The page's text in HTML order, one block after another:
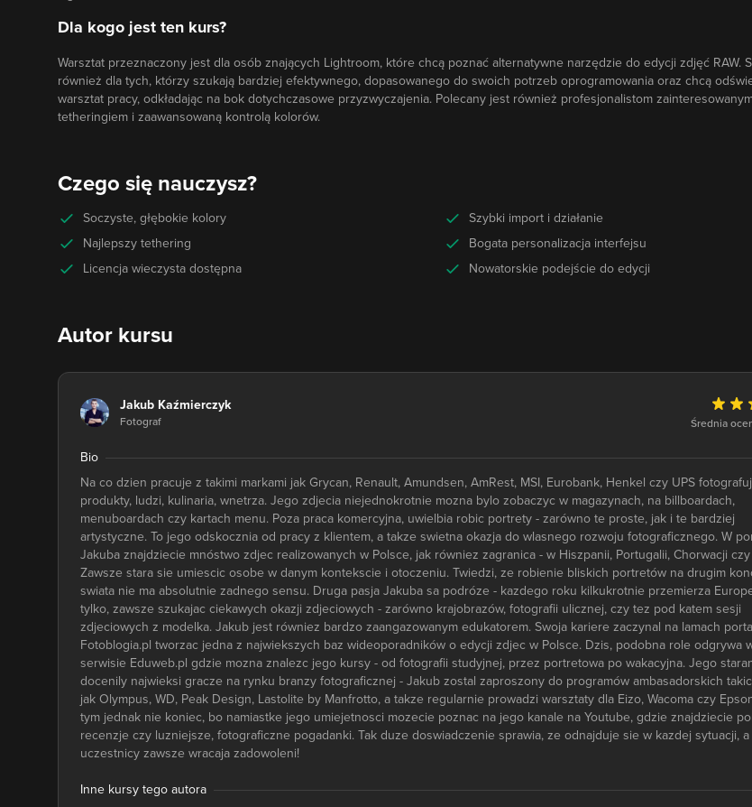
Dla kogo jest ten kurs?
Warsztat przeznaczony jest dla osób znających Lightroom, które chcą poznać alternatywne narzędzie do edycji zdjęć RAW.
również dla tych, którzy szukają bardziej efektywnego, dopasowanego do swoich potrzeb oprogramowania oraz chcą
warsztat pracy, odkładając na bok dotychczasowe przyzwyczajenia. Polecany jest również profesjonalistom
tetheringiem i zaawansowaną kontrolą kolorów.
Czego się nauczysz?
Soczyste, głębokie kolory
Szybki import i działanie
Najlepszy tethering
Bogata personalizacja interfejsu
Licencja wieczysta dostępna
Nowatorskie podejście do edycji
Autor kursu
Jakub Kaźmierczyk
Fotograf Średnia
Bio
Na co dzien pracuje z takimi markami jak Grycan, Renault, Amundsen, AmRest, MSI, Eurobank, Henkel czy UPS
produkty, ludzi, kulinaria, wnetrza. Jego zdjecia niejednokrotnie mozna bylo zobaczyc w magazynach, na billboardach,
menuboardach czy kartach menu. Poza praca komercyjna, uwielbia robic portrety - zarówno te proste, jak i te bardziej
artystyczne. To jego odskocznia od pracy z klientem, a takze swietna okazja do wlasnego rozwoju fotograficznego. W
Jakuba znajdziecie mnóstwo zdjec realizowanych w Polsce, jak równiez zagranica - w Hiszpanii, Portugalii, Chorwacji
Zawsze stara sie umiescic osobe w danym kontekscie i otoczeniu. Twiedzi, ze robienie bliskich portretów na drugim
swiata nie ma absolutnie zadnego sensu. Druga pasja Jakuba sa podróze - kazdego roku kilkukrotnie przemierza
tylko, zawsze szukajac ciekawych okazji zdjeciowych - zarówno krajobrazów, fotografii ulicznej, czy tez pod katem sesji
zdjeciowych z modelka. Jakub jest równiez bardzo zaangazowanym edukatorem. Swoja kariere zaczynal na lamach
Fotoblogia.pl tworzac jedna z najwiekszych baz wideoporadników o edycji zdjec w Polsce. Dzis, podobna role odgrywa
serwisie Eduweb.pl gdzie mozna znalezc jego kursy - od fotografii studyjnej, przez portretowa po wakacyjna. Jego
docenily najwieksi gracze na rynku branzy fotograficznej - Jakub zostal zaproszony do programów ambasadorskich
jak Olympus, WD, Peak Design, Lastolite by Manfrotto, a takze regularnie prowadzi warsztaty dla Eizo, Wacoma czy
tym jednak nie koniec, bo namiastke jego umiejetnosci mozecie poznac na jego kanale na Youtube, gdzie znajdziecie
recenzje czy luzniejsze, fotograficzne pogadanki. Tak duze doswiadczenie sprawia, ze odnajduje sie w kazdej sytuacji, a
uczestnicy zawsze wracaja zadowoleni!
Inne kursy tego autora